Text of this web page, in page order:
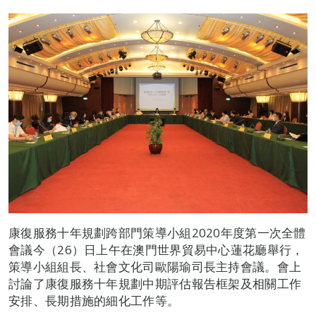
康復服務十年規劃跨部門策導小組2020年度第一次全體
會議今（26）日上午在澳門世界貿易中心蓮花廳舉行，
策導小組組長、社會文化司歐陽瑜司長主持會議。會上
討論了康復服務十年規劃中期評估報告框架及相關工作
安排、長期措施的細化工作等。